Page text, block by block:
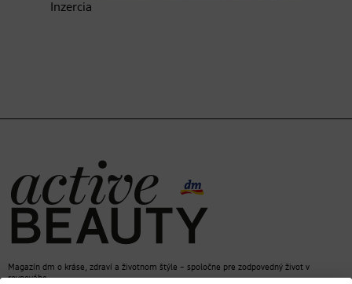
Inzercia
Magazín dm o kráse, zdraví a životnom štýle – spoločne pre zodpovedný život v
rovnováhe